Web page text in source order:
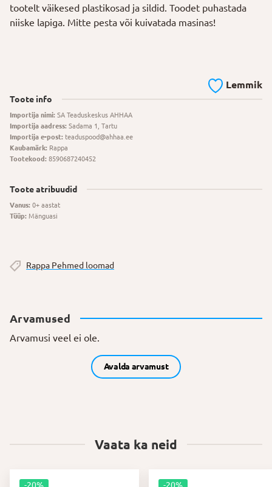
tootelt väikesed plastikosad ja sildid. Toodet puhastada
niiske lapiga. Mitte pesta või kuivatada masinas!
Lemmik
Toote info
Importija nimi: SA Teaduskeskus AHHAA
Importija aadress: Sadama 1, Tartu
Importija e-post: teaduspood@ahhaa.ee
Kaubamärk: Rappa
Tootekood: 8590687240452
Toote atribuudid
Vanus: 0+ aastat
Tüüp: Mänguasi
Rappa Pehmed loomad
Arvamused
Arvamusi veel ei ole.
Avalda arvamust
Vaata ka neid